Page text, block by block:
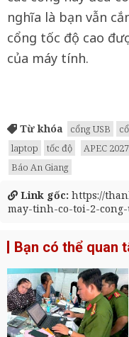
nghĩa là bạn vẫn
cổng tốc độ cao
của máy tính.
Từ khóa cổng USB
laptop
tốc độ APEC 2027
Báo An Giang
Link gốc: https://
may-tinh-co-toi-2-cong-
Bạn có thể quan